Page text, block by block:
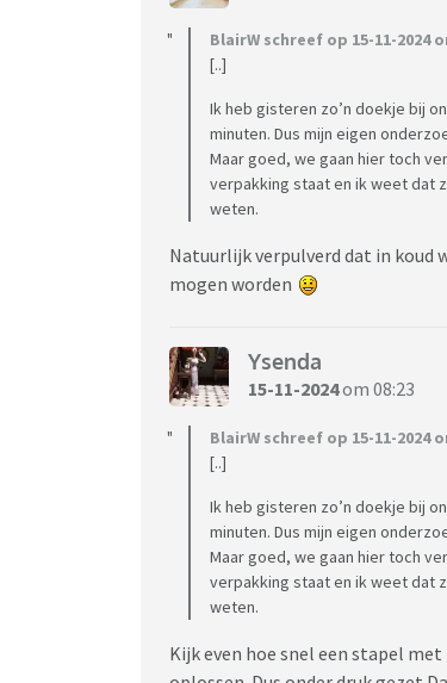
BlairW schreef op 15-11-2024
[..]
Ik heb gisteren zo’n doekje bij
minuten. Dus mijn eigen
Maar goed, we gaan hier toch
verpakking staat en ik weet dat
weten.
Natuurlijk verpulverd dat in koud
mogen worden
Ysenda
15-11-2024om 08:23
BlairW schreef op 15-11-2024
[..]
Ik heb gisteren zo’n doekje bij
minuten. Dus mijn eigen
Maar goed, we gaan hier toch
verpakking staat en ik weet dat
weten.
Kijk even hoe snel een stapel